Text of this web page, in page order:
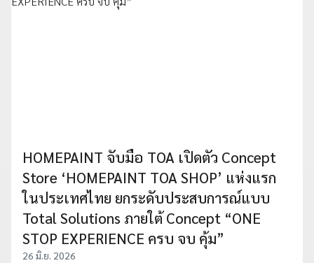
HOMEPAINT จับมือ TOA เปิดตัว Concept
Store ‘HOMEPAINT TOA SHOP’ แห่งแรก
ในประเทศไทย ยกระดับประสบการณ์แบบ
Total Solutions ภายใต้ Concept “ONE
STOP EXPERIENCE ครบ จบ คุ้ม”
26 มิ.ย. 2026